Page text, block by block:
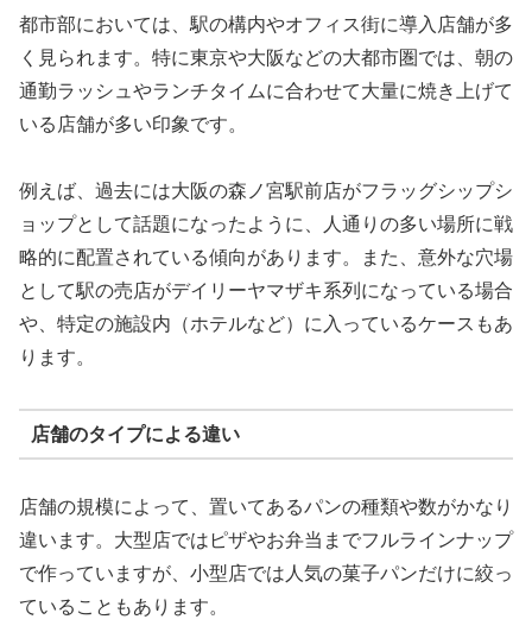
都市部においては、駅の構内やオフィス街に導入店舗が多
く見られます。特に東京や大阪などの大都市圏では、朝の
通勤ラッシュやランチタイムに合わせて大量に焼き上げて
いる店舗が多い印象です。
例えば、過去には大阪の森ノ宮駅前店がフラッグシップシ
ョップとして話題になったように、人通りの多い場所に戦
略的に配置されている傾向があります。また、意外な穴場
として駅の売店がデイリーヤマザキ系列になっている場合
や、特定の施設内（ホテルなど）に入っているケースもあ
ります。
店舗のタイプによる違い
店舗の規模によって、置いてあるパンの種類や数がかなり
違います。大型店ではピザやお弁当までフルラインナップ
で作っていますが、小型店では人気の菓子パンだけに絞っ
ていることもあります。